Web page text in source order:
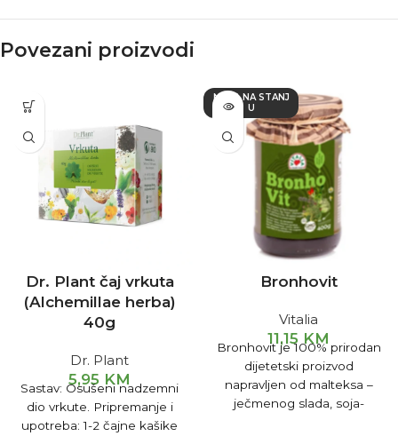
Povezani proizvodi
Dr. Plant čaj vrkuta
(Alchemillae herba)
40g
Dr. Plant
5,95 KM
Sastav: Osušeni nadzemni
dio vrkute. Pripremanje i
upotreba: 1-2 čajne kašike
NEMA NA STANJ
U
Bronhovit
Vitalia
11,15 KM
Bronhovit je 100% prirodan
dijetetski proizvod
napravljen od malteksa –
ječmenog slada, soja-